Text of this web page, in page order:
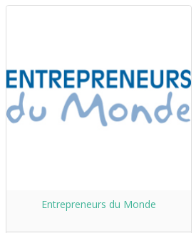
Entrepreneurs du Monde